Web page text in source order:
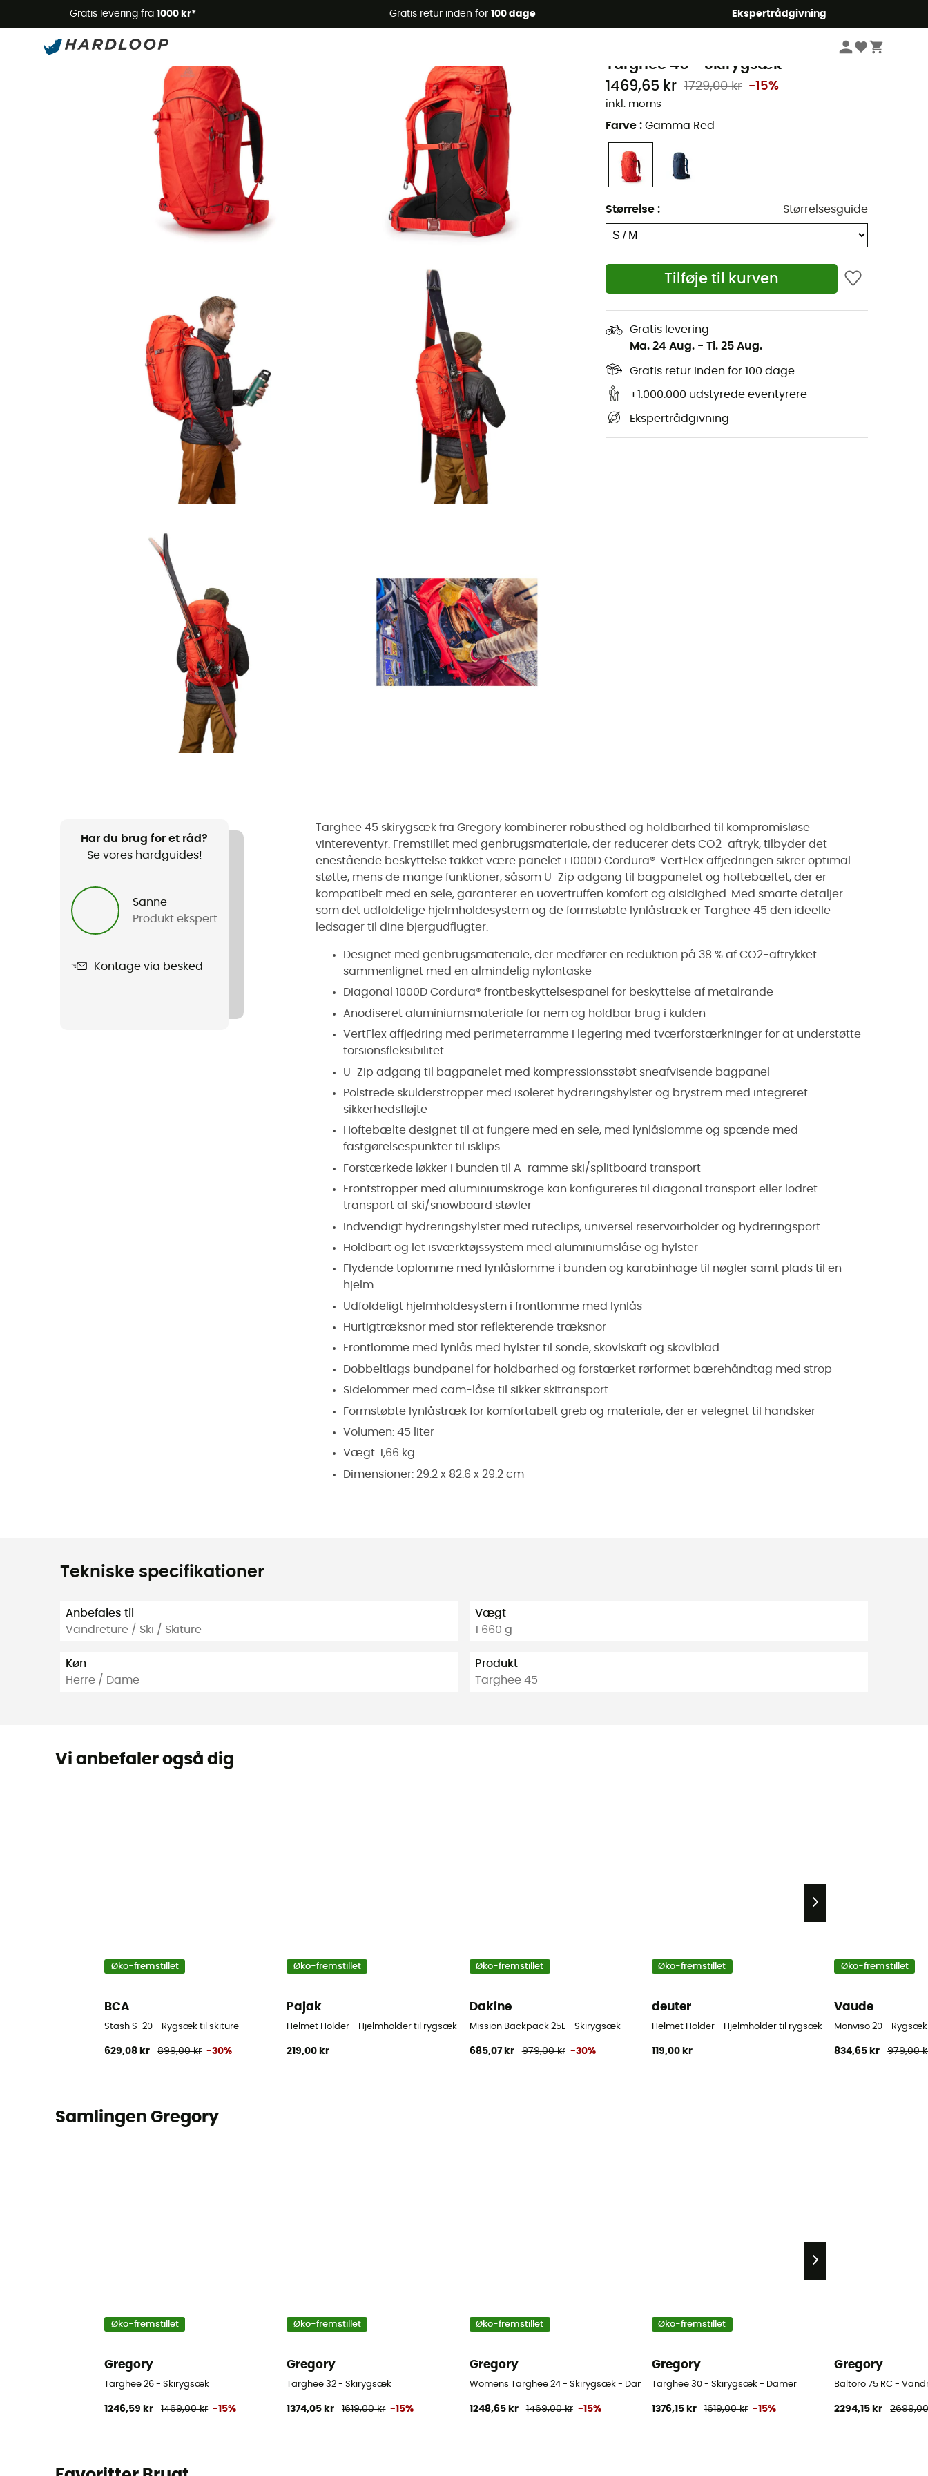
Gratis levering fra 1000 kr* Gratis retur inden for 100 dage Ekspertrådgivning
Beklædning og Udstyr - Vinter Sports Ski Udstyr
Targhee 45 - Skirygsæk
1469,65 kr 1729,00 kr -15%
inkl. moms
Farve : Gamma Red
Størrelse : Størrelsesguide
Tilføje til kurven
Gratis levering
Ma. 24 Aug. - Ti. 25 Aug.
Gratis retur inden for 100 dage
+1.000.000 udstyrede eventyrere
Ekspertrådgivning
Har du brug for et råd?
Se vores hardguides!
Sanne
Produkt ekspert
Kontage via besked
Targhee 45 skirygsæk fra Gregory kombinerer robusthed og holdbarhed til kompromisløse
vintereventyr. Fremstillet med genbrugsmateriale, der reducerer dets CO2-aftryk, tilbyder det
enestående beskyttelse takket være panelet i 1000D Cordura®. VertFlex affjedringen sikrer optimal
støtte, mens de mange funktioner, såsom U-Zip adgang til bagpanelet og hoftebæltet, der er
kompatibelt med en sele, garanterer en uovertruffen komfort og alsidighed. Med smarte detaljer
som det udfoldelige hjelmholdesystem og de formstøbte lynlåstræk er Targhee 45 den ideelle
ledsager til dine bjergudflugter.
Designet med genbrugsmateriale, der medfører en reduktion på 38 % af CO2-aftrykket
sammenlignet med en almindelig nylontaske
Diagonal 1000D Cordura® frontbeskyttelsespanel for beskyttelse af metalrande
Anodiseret aluminiumsmateriale for nem og holdbar brug i kulden
VertFlex affjedring med perimeterramme i legering med tværforstærkninger for at understøtte
torsionsfleksibilitet
U-Zip adgang til bagpanelet med kompressionsstøbt sneafvisende bagpanel
Polstrede skulderstropper med isoleret hydreringshylster og brystrem med integreret
sikkerhedsfløjte
Hoftebælte designet til at fungere med en sele, med lynlåslomme og spænde med
fastgørelsespunkter til isklips
Forstærkede løkker i bunden til A-ramme ski/splitboard transport
Frontstropper med aluminiumskroge kan konfigureres til diagonal transport eller lodret
transport af ski/snowboard støvler
Indvendigt hydreringshylster med ruteclips, universel reservoirholder og hydreringsport
Holdbart og let isværktøjssystem med aluminiumslåse og hylster
Flydende toplomme med lynlåslomme i bunden og karabinhage til nøgler samt plads til en
hjelm
Udfoldeligt hjelmholdesystem i frontlomme med lynlås
Hurtigtræksnor med stor reflekterende træksnor
Frontlomme med lynlås med hylster til sonde, skovlskaft og skovlblad
Dobbeltlags bundpanel for holdbarhed og forstærket rørformet bærehåndtag med strop
Sidelommer med cam-låse til sikker skitransport
Formstøbte lynlåstræk for komfortabelt greb og materiale, der er velegnet til handsker
Volumen: 45 liter
Vægt: 1,66 kg
Dimensioner: 29.2 x 82.6 x 29.2 cm
Tekniske specifikationer
Anbefales til
Vandreture / Ski / Skiture
Køn
Herre / Dame
Vægt
1 660 g
Produkt
Targhee 45
Vi anbefaler også dig
Øko-fremstillet
BCA
Stash S-20 - Rygsæk til skiture
629,08 kr 899,00 kr -30%
Øko-fremstillet
Pajak
Helmet Holder - Hjelmholder til rygsæk
219,00 kr
Øko-fremstillet
Dakine
Mission Backpack 25L - Skirygsæk
685,07 kr 979,00 kr -30%
Øko-fremstillet
deuter
Helmet Holder - Hjelmholder til rygsæk
119,00 kr
Øko-fremstillet
Vaude
Monviso 20 -
834,65 kr 979,00
Samlingen Gregory
Øko-fremstillet
Gregory
Targhee 26 - Skirygsæk
1246,59 kr 1469,00 kr -15%
Øko-fremstillet
Gregory
Targhee 32 - Skirygsæk
1374,05 kr 1619,00 kr -15%
Øko-fremstillet
Gregory
Womens Targhee 24 - Skirygsæk - Damer
1248,65 kr 1469,00 kr -15%
Øko-fremstillet
Gregory
Targhee 30 - Skirygsæk - Damer
1376,15 kr 1619,00 kr -15%
Gregory
Baltoro 75 RC -
2294,15 kr